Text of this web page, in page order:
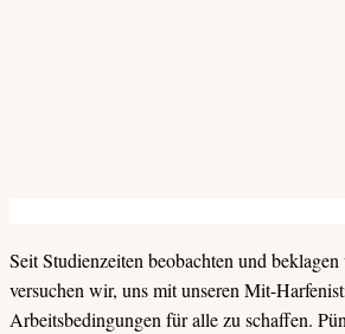
Seit Studienzeiten beobachten und
versuchen wir, uns mit unseren Mit-
Arbeitsbedingungen für alle zu schaffen.